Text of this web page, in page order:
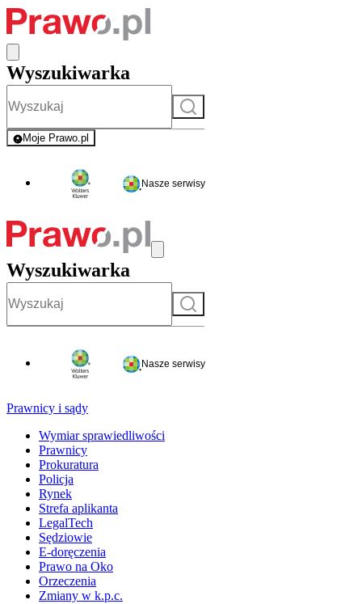
Wyszukiwarka
Szukaj
Moje Prawo.pl
- rejestracja i logowanie do serwisu
Nasze serwisy
Wyszukiwarka
Szukaj
Nasze serwisy
Prawnicy i sądy
Wymiar sprawiedliwości
Prawnicy
Prokuratura
Policja
Rynek
Strefa aplikanta
LegalTech
Sędziowie
E-doręczenia
Prawo na Oko
Orzeczenia
Zmiany w k.p.c.